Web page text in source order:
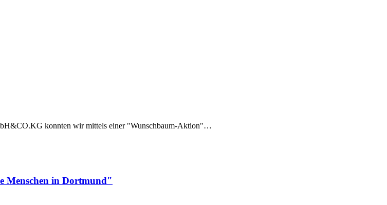
konnten wir mittels einer "Wunschbaum-Aktion"…
Menschen in Dortmund"